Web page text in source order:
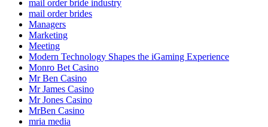
mail order bride industry
mail order brides
Managers
Marketing
Meeting
Modern Technology Shapes the iGaming Experience
Monro Bet Casino
Mr Ben Casino
Mr James Casino
Mr Jones Casino
MrBen Casino
mria media